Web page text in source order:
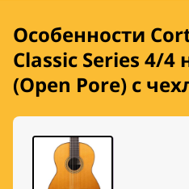
Особенности
Classic Series 4/
(Open Pore) с